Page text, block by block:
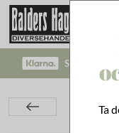
SÄKRA
Ljusstake
Ta